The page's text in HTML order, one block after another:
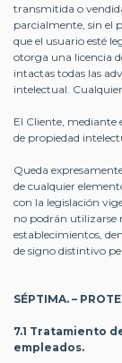
transmitida o
parcialmente, sin el
que el usuario esté
otorga una licencia
intactas todas las
intelectual.
El Cliente, mediante
de propiedad
Queda
de cualquier
con la legislación
no podrán utilizarse
establecimientos,
de signo distintivo
SÉPTIMA. –
7.1 Tratamiento
empleados.